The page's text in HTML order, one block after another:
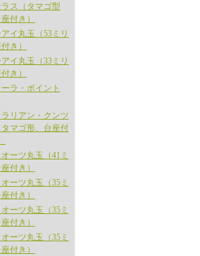
ス（タマゴ型
付き）
イ丸玉（53ミリ
き）
イ丸玉（33ミリ
き）
ラ・ポイント
リアン・クンツ
タマゴ形、台座付
ーツ丸玉（41ミ
付き）
ーツ丸玉（35ミ
付き）
ーツ丸玉（35ミ
付き）
ーツ丸玉（35ミ
付き）